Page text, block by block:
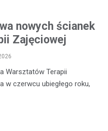
nowych ścianek
Zajęciowej
Warsztatów Terapii
w czerwcu ubiegłego roku,